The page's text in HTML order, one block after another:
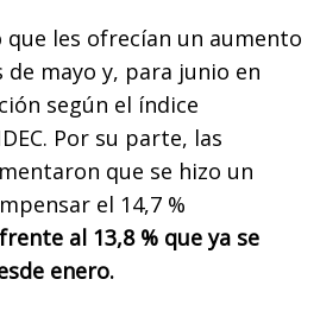
que les ofrecían un aumento
de mayo y, para junio en
según el índice
Por su parte, las
que se hizo un
el 14,7 %
frente al 13,8 % que ya se
enero.